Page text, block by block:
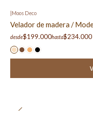
Moos Deco
Velador de madera /
desde$199.000hasta$234.000